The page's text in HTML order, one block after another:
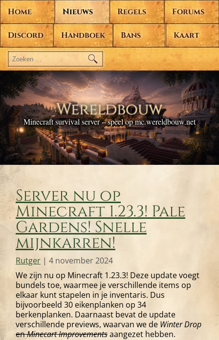
Home Nieuws Regels Forums
Discord Handboek Bans
Kaart
Zoeken
naar:
Wereldbouw
Minecraft survival server – speel op mc.wereldbouw.net
Server nu op
Minecraft 1.23.3! Pale
Gardens! Snelle
mijnkarren!
Rutger | 4 november 2024
We zijn nu op Minecraft 1.23.3! Deze update voegt
bundels toe, waarmee je verschillende items op
elkaar kunt stapelen in je inventaris. Dus
bijvoorbeeld 30 eikenplanken op 34
berkenplanken. Daarnaast bevat de update
verschillende previews, waarvan we de Winter Drop
enMinecart Improvementsaangezet hebben.